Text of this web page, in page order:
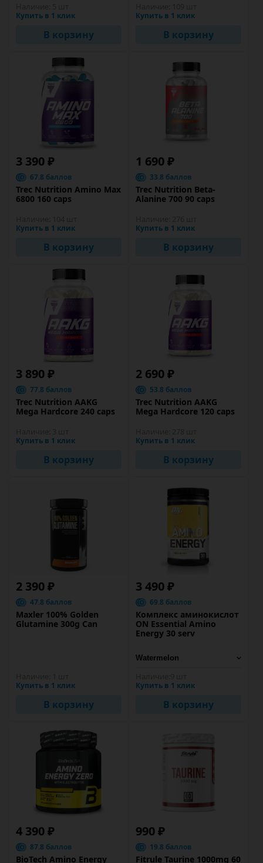
Купить в 1 клик
В корзину
Купить в 1 клик
В корзину
3 390 ₽
67.8 баллов
Trec Nutrition Amino Max
6800 160 caps
Купить в 1 клик
В корзину
1 690 ₽
33.8 баллов
Trec Nutrition Beta-
Alanine 700 90 caps
Купить в 1 клик
В корзину
3 890 ₽
77.8 баллов
Trec Nutrition AAKG
Mega Hardcore 240 caps
Купить в 1 клик
В корзину
2 690 ₽
53.8 баллов
Trec Nutrition AAKG
Mega Hardcore 120 caps
Купить в 1 клик
В корзину
2 390 ₽
47.8 баллов
Maxler 100% Golden
Glutamine 300g Can
Купить в 1 клик
В корзину
3 490 ₽
69.8 баллов
Комплекс аминокислот
ON Essential Amino
Energy 30 serv
Купить в 1 клик
В корзину
4 390 ₽
87.8 баллов
BioTech Amino Energy
990 ₽
19.8 баллов
Fitrule Taurine 1000mg 60